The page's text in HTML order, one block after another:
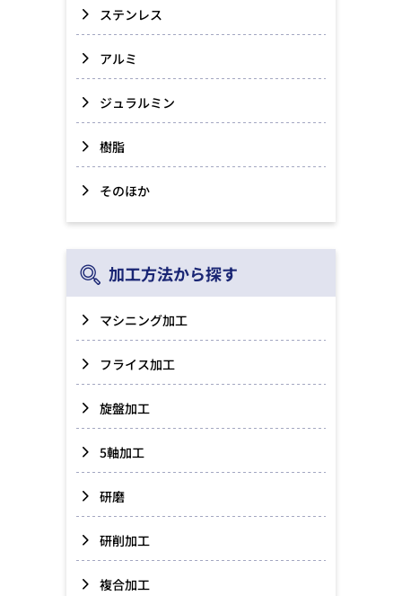
ステンレス
アルミ
ジュラルミン
樹脂
そのほか
加工方法から探す
マシニング加工
フライス加工
旋盤加工
5軸加工
研磨
研削加工
複合加工